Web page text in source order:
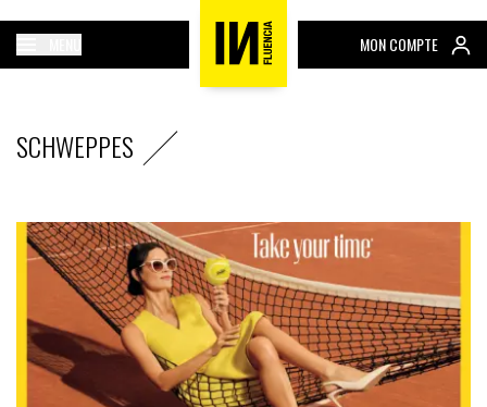
MON COMPTE
SCHWEPPES